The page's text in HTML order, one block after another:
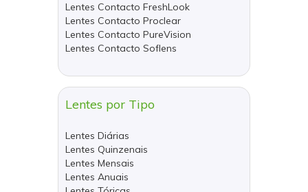
Lentes Contacto FreshLook
Lentes Contacto Proclear
Lentes Contacto PureVision
Lentes Contacto Soflens
Lentes por Tipo
Lentes Diárias
Lentes Quinzenais
Lentes Mensais
Lentes Anuais